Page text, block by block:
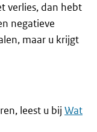
verlies, dan hebt
negatieve
maar u krijgt
leest u bij Wat